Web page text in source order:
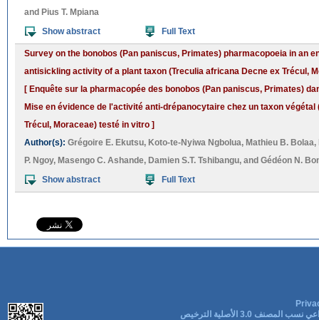
and Pius T. Mpiana
Show abstract
Full Text
Survey on the bonobos (Pan paniscus, Primates) pharmacopoeia in an
antisickling activity of a plant taxon (Treculia africana Decne ex Trécul,
[ Enquête sur la pharmacopée des bonobos (Pan paniscus, Primates)
Mise en évidence de l'activité anti-drépanocytaire chez un taxon
Trécul, Moraceae) testé in vitro ]
Author(s): Grégoire E. Ekutsu, Koto-te-Nyiwa Ngbolua, Mathieu B. Bolaa,
P. Ngoy, Masengo C. Ashande, Damien S.T. Tshibangu, and Gédéon N.
Show abstract
Full Text
المصنف 3.0 الأصلية الترخيص